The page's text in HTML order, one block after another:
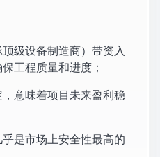
级设备制造商）带资入
工程质量和进度；
意味着项目未来盈利稳
是市场上安全性最高的